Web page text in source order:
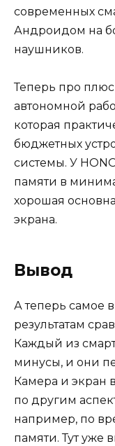
современных
Андроидом на
наушников.
Теперь про
автономной
которая
бюджетных
системы. У
памяти в
хорошая
экрана.
Вывод
А теперь самое
результатам
Каждый из
минусы, и они
Камера и экран
по другим
например, по
памяти. Тут уже